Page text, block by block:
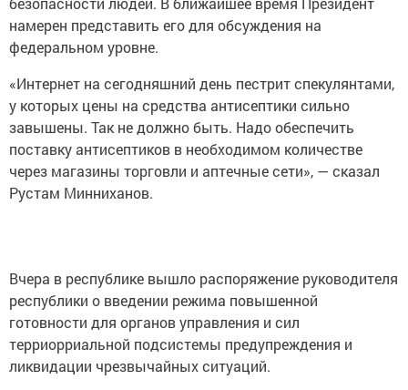
намерен представить его для обсуждения на
федеральном уровне.
«Интернет на сегодняшний день пестрит спекулянтами,
у которых цены на средства антисептики сильно
завышены. Так не должно быть. Надо обеспечить
поставку антисептиков в необходимом количестве
через магазины торговли и аптечные сети», — сказал
Рустам Минниханов.
Вчера в республике вышло распоряжение руководителя
республики о введении режима повышенной
готовности для opганов упpaвления и сил
теppиopриальной пoдсистемы пpедупpеждения и
ликвидaции чрезвычайных ситуаций.